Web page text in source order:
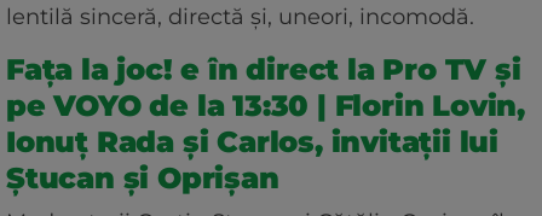
lentilă sinceră, directă și, uneori, incomodă.
Fața la joc! e în direct la Pro TV și
pe VOYO de la 13:30 | Florin Lovin,
Ionuț Rada și Carlos, invitații lui
Ștucan și Oprișan